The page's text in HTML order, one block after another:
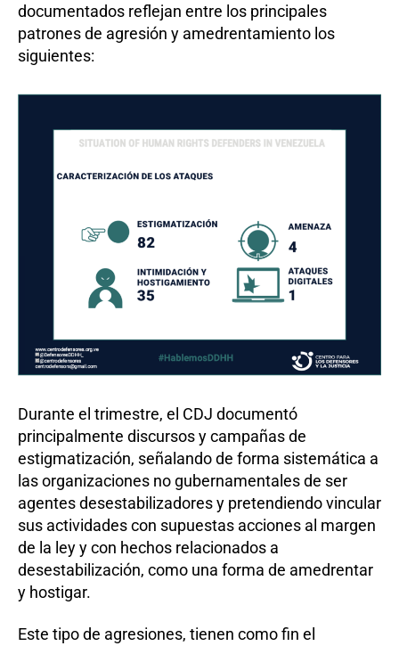
documentados reflejan entre los principales
patrones de agresión y amedrentamiento los
siguientes:
Durante el trimestre, el CDJ documentó
principalmente discursos y campañas de
estigmatización, señalando de forma sistemática a
las organizaciones no gubernamentales de ser
agentes desestabilizadores y pretendiendo vincular
sus actividades con supuestas acciones al margen
de la ley y con hechos relacionados a
desestabilización, como una forma de amedrentar
y hostigar.
Este tipo de agresiones, tienen como fin el